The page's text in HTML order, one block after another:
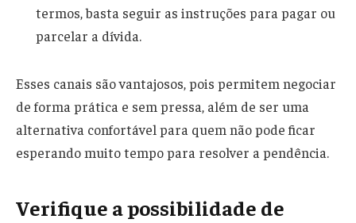
termos, basta seguir as instruções para pagar ou
parcelar a dívida.
Esses canais são vantajosos, pois permitem negociar
de forma prática e sem pressa, além de ser uma
alternativa confortável para quem não pode ficar
esperando muito tempo para resolver a pendência.
Verifique a possibilidade de